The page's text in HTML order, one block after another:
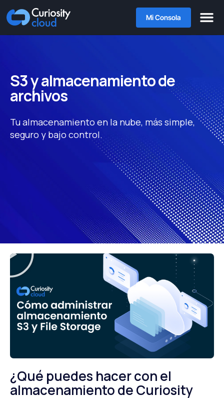
Mi Consola
S3 y almacenamiento de
archivos
Tu almacenamiento en la nube, más simple,
seguro y bajo control.
¿Qué puedes hacer con el
almacenamiento de Curiosity